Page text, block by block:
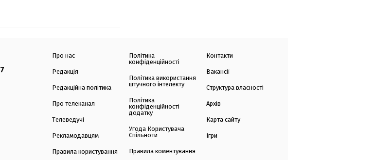
Про нас
Редакція
Редакційна політика
Про телеканал
Телеведучі
Рекламодавцям
Правила користування
Політика
конфіденційності
Політика використання
штучного інтелекту
Політика
конфіденційності
додатку
Угода Користувача
Спільноти
Правила коментування
Контакти
Вакансії
Структура власності
Архів
Карта сайту
Ігри